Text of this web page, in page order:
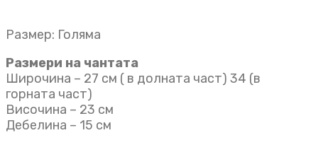
Размер: Голяма
Размери на чантата
Широчина – 27 см ( в долната част) 34 (в
горната част)
Височина – 23 см
Дебелина – 15 см